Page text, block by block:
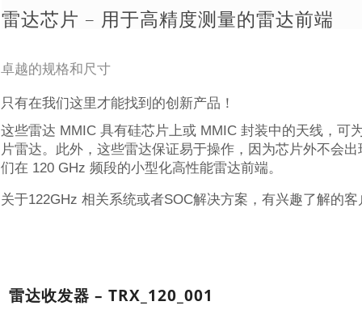
雷达芯片 – 用于高精度测量的雷达前端
卓越的规格和尺寸
只有在我们这里才能找到的创新产品！
这些雷达 MMIC 具有硅芯片上或 MMIC 封装中的天线，可
片雷达。此外，这些雷达保证易于操作，因为芯片外不会
们在 120 GHz 频段的小型化高性能雷达前端。
关于122GHz 相关系统或者SOC解决方案，有兴趣了解的
雷达收发器 – TRX_120_001